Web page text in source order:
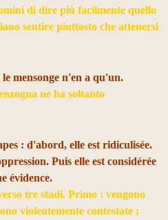
di dire più facilmente quello
sentire piuttosto che attenersi
mensonge n'en a qu'un.
ne ha soltanto
: d'abord, elle est ridiculisée.
Puis elle est considérée
évidence.
tre stadi. Primo : vengono
violentemente contestate ;